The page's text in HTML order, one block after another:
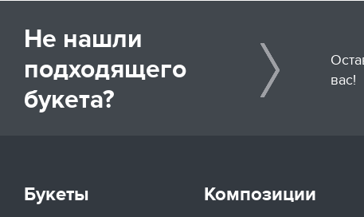
Не нашли
подходящего
букета?
вас!
Букеты Композиции